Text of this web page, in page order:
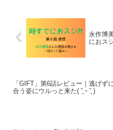
永作博
におス
「GIFT」第6話レビュー｜逃げず
合う姿にウルっと来た( ˘͈ ᵕ ˘͈ )